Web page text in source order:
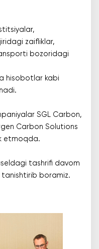
zaifliklar,
bozoridagi
hisobotlar kabi
SGL Carbon,
Carbon Solutions
etmoqda.
tashrifi davom
boramiz.